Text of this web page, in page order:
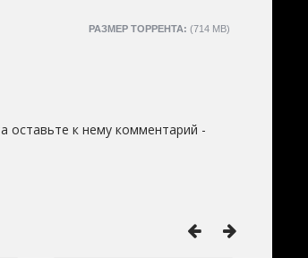
РАЗМЕР ТОРРЕНТА: (714 MB)
оставьте к нему комментарий -